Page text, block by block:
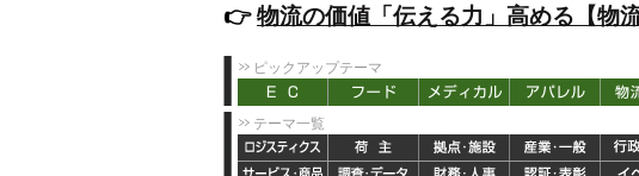
👉️物流の価値「伝える力」高める【物
ピックアップテーマ
テーマ一覧